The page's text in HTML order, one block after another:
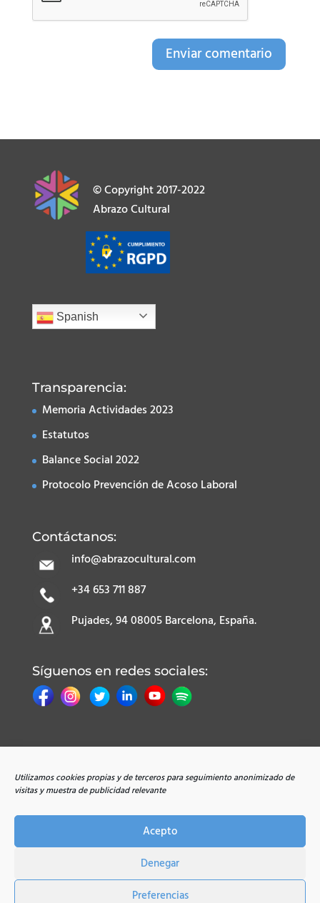
Utilizamos cookies propias y de terceros para seguimiento anonimizado de
visitas y muestra de publicidad relevante
Acepto
Denegar
Preferencias
Enviar comentario
© Copyright 2017-2022
Abrazo Cultural
Spanish
Transparencia:
Memoria Actividades 2023
Estatutos
Balance Social 2022
Protocolo Prevención de Acoso Laboral
Contáctanos:
info@abrazocultural.com
+34 653 711 887
Pujades, 94 08005 Barcelona, España.
Síguenos en redes sociales:
Todos los derechos reservados |
Política de Cookies|Política de Privacidad|
Condiciones de Uso| © Copyright 2017-2022
Abrazo Cultural